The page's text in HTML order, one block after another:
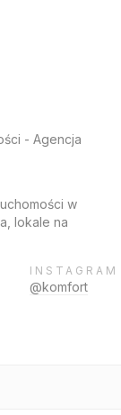
- Agencja
w
lokale na
INSTAGRAM
@komfort